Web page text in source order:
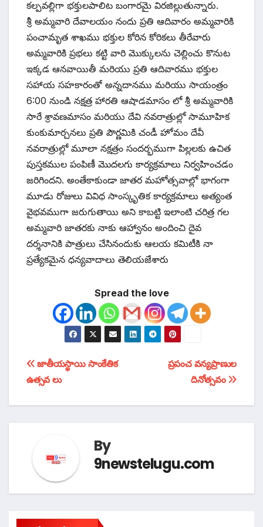
కల్పవల్లిగా భక్తులపాలిట బంగారమై విరజిల్లుతున్నారు.
శ్రీ అమ్మవారి దేవాలయం నందు ప్రతి ఆదివారం అమ్మవారికి
పంచామృత శాఖము భక్తుల కోరిన కోరికలు తీరేవారు
అమ్మవారికి ప్రభలు కట్టి వారి మొక్కులను చెల్లించు కొనుట
ఇక్కడ ఆనవాయితీ మరియు ప్రతి ఆదివారము భక్తుల
సహాయ సహకారంతో అన్నదానము మరియు సాయంత్రం
6:00 నుండి నక్షత్ర హారతి ఆషాడమాసం లో శ్రీ అమ్మవారికి
సారే శ్రావణమాసం మరియు దేవి నవరాత్రుల్లో సామూహిక
కుంకుమార్చనలు ప్రతి పౌర్ణమికి చండీ హోమం దేవీ
నవరాత్రుల్లో మూలా నక్షత్రం సందర్భముగా పిల్లలకు ఉచిత
పుస్తకముల పంపిణీ మొదలగు కార్యక్రమాలు నిర్వహించడం
జరిగిందని. అంతేకాకుండా జాతర మహోత్సవాల్లో భాగంగా
మూడు రోజులు వివిధ సాంస్కృతిక కార్యక్రమాలు అత్యంత
వైభవముగా జరుగుతాయి అని కాబట్టి ఇలాంటి చరిత్ర గల
అమ్మవారి జాతరకు నాకు ఆహ్వానం అందించి దైవ
దర్శనానికి పాత్రులు చేసినందుకు ఆలయ కమిటీకి నా
ప్రత్యేకమైన ధన్యవాదాలు తెలియజేశారు
Spread the love
టపా
నావిగేషన్
ప్రపంచ వన్యప్రాణుల
దినోత్సవం
జాతీయస్థాయి సాంకేతిక
ఉత్సవ లు
By
9newstelugu.com